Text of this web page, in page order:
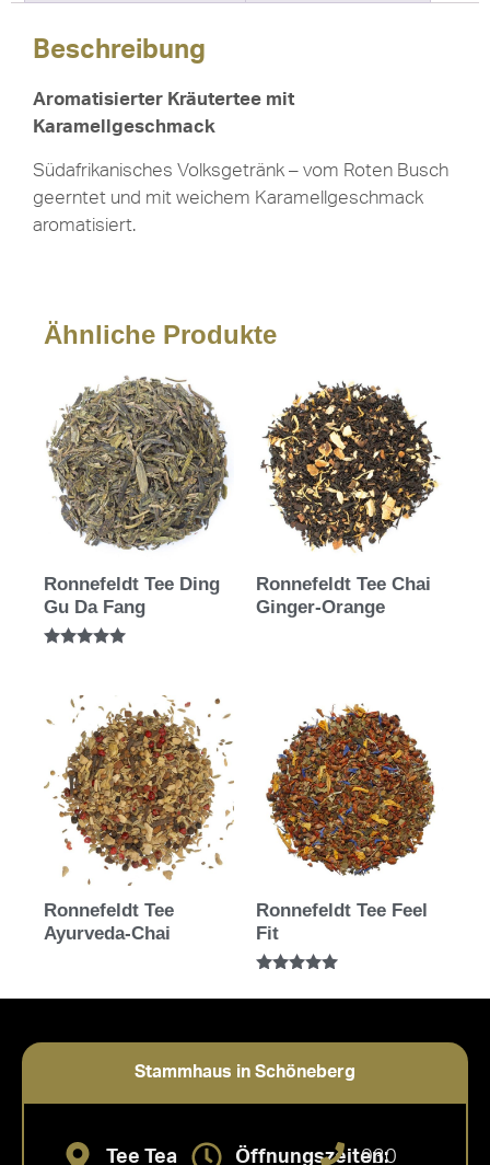
Beschreibung
Aromatisierter Kräutertee mit
Karamellgeschmack
Südafrikanisches Volksgetränk – vom Roten Busch
geerntet und mit weichem Karamellgeschmack
aromatisiert.
Ähnliche Produkte
Ronnefeldt Tee Ding
Gu Da Fang
Ronnefeldt Tee Chai
Ginger-Orange
Ronnefeldt Tee
Ayurveda-Chai
Ronnefeldt Tee Feel
Fit
5.00
Stammhaus in Schöneberg
Tee Tea Öffnungszeiten:
030